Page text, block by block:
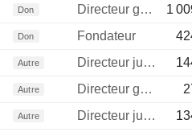
Don Directeur general
1
Don Fondateur
Autre Directeur juridique
Autre Directeur general
Autre Directeur juridique